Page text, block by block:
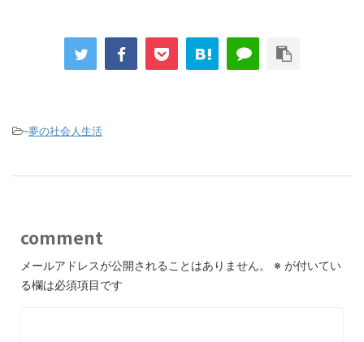
-夢の社会人生活
comment
メールアドレスが公開されることはありません。 ※ が付いてい
る欄は必須項目です